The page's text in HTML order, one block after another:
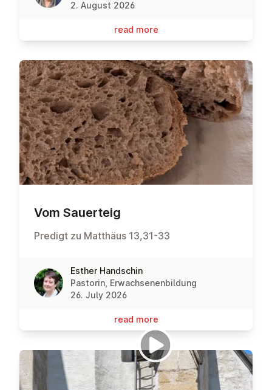
2. August 2026
read more
Vom Sauerteig
Predigt zu Matthäus 13,31-33
Esther Handschin
Pastorin, Erwachsenenbildung
26. July 2026
read more